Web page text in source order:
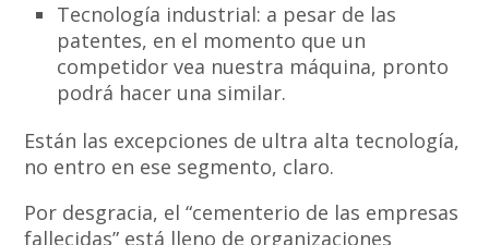
Tecnología industrial: a pesar de las
patentes, en el momento que un
competidor vea nuestra máquina, pronto
podrá hacer una similar.
Están las excepciones de ultra alta tecnología,
no entro en ese segmento, claro.
Por desgracia, el “cementerio de las empresas
fallecidas” está lleno de organizaciones